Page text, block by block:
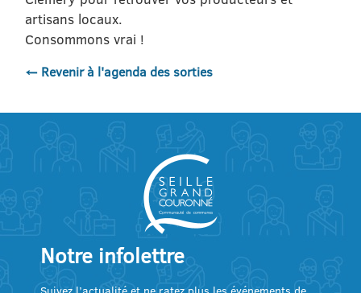
artisans locaux.
Consommons vrai !
← Revenir à l'agenda des sorties
Notre infolettre